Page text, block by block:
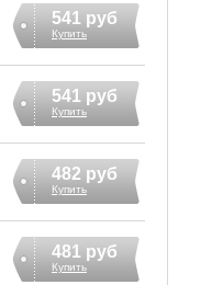
541 руб
Купить
541 руб
Купить
482 руб
Купить
481 руб
Купить